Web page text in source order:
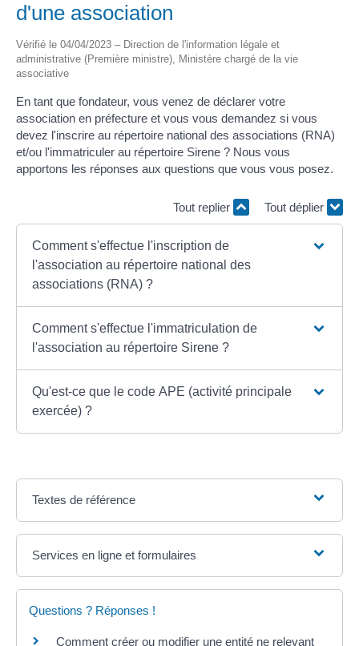
d'une association
Vérifié le 04/04/2023 – Direction de l'information légale et
administrative (Première ministre), Ministère chargé de la vie
associative
En tant que fondateur, vous venez de déclarer votre
association en préfecture et vous vous demandez si vous
devez l'inscrire au répertoire national des associations (RNA)
et/ou l'immatriculer au répertoire Sirene ? Nous vous
apportons les réponses aux questions que vous vous posez.
Tout replier Tout déplier
Comment s'effectue l'inscription de
l'association au répertoire national des
associations (RNA) ?
Comment s'effectue l'immatriculation de
l'association au répertoire Sirene ?
Qu'est-ce que le code APE (activité principale
exercée) ?
Textes de référence
Services en ligne et formulaires
Questions ? Réponses !
Comment créer ou modifier une entité ne relevant